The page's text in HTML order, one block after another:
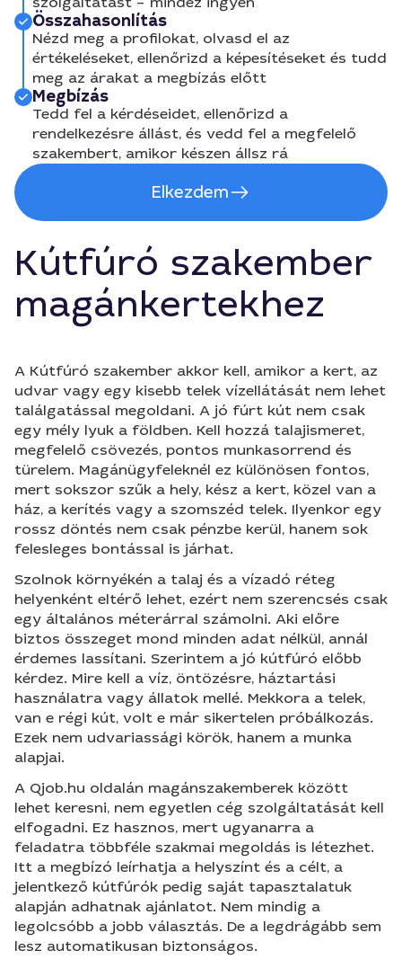
Összahasonlítás
Nézd meg a profilokat, olvasd el az
értékeléseket, ellenőrizd a képesítéseket és tudd
meg az árakat a megbízás előtt
Megbízás
Tedd fel a kérdéseidet, ellenőrizd a
rendelkezésre állást, és vedd fel a megfelelő
szakembert, amikor készen állsz rá
Elkezdem
Kútfúró szakember
magánkertekhez
A Kútfúró szakember akkor kell, amikor a kert, az
udvar vagy egy kisebb telek vízellátását nem lehet
találgatással megoldani. A jó fúrt kút nem csak
egy mély lyuk a földben. Kell hozzá talajismeret,
megfelelő csövezés, pontos munkasorrend és
türelem. Magánügyfeleknél ez különösen fontos,
mert sokszor szűk a hely, kész a kert, közel van a
ház, a kerítés vagy a szomszéd telek. Ilyenkor egy
rossz döntés nem csak pénzbe kerül, hanem sok
felesleges bontással is járhat.
Szolnok környékén a talaj és a vízadó réteg
helyenként eltérő lehet, ezért nem szerencsés csak
egy általános méterárral számolni. Aki előre
biztos összeget mond minden adat nélkül, annál
érdemes lassítani. Szerintem a jó kútfúró előbb
kérdez. Mire kell a víz, öntözésre, háztartási
használatra vagy állatok mellé. Mekkora a telek,
van e régi kút, volt e már sikertelen próbálkozás.
Ezek nem udvariassági körök, hanem a munka
alapjai.
A Qjob.hu oldalán magánszakemberek között
lehet keresni, nem egyetlen cég szolgáltatását kell
elfogadni. Ez hasznos, mert ugyanarra a
feladatra többféle szakmai megoldás is létezhet.
Itt a megbízó leírhatja a helyszínt és a célt, a
jelentkező kútfúrók pedig saját tapasztalatuk
alapján adhatnak ajánlatot. Nem mindig a
legolcsóbb a jobb választás. De a legdrágább sem
lesz automatikusan biztonságos.